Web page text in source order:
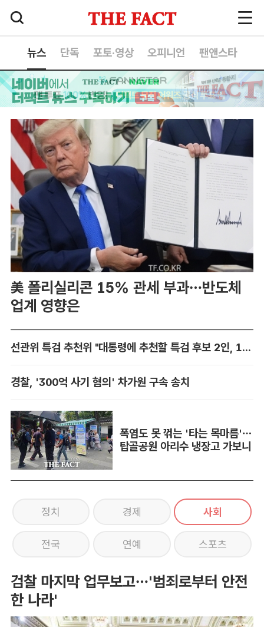
뉴스 단독 포토·영상 오피니언 팬앤스타
美 폴리실리콘 15% 관세 부과…반도체
업계 영향은
선관위 특검 추천위 "대통령에 추천할 특검 후보 2인, 14일 확정"
경찰, '300억 사기 혐의' 차가원 구속 송치
폭염도 못 꺾는 '타는 목마름'…
탑골공원 아리수 냉장고 가보니
정치 경제 사회
전국 연예 스포츠
검찰 마지막 업무보고…'범죄로부터 안전
한 나라'